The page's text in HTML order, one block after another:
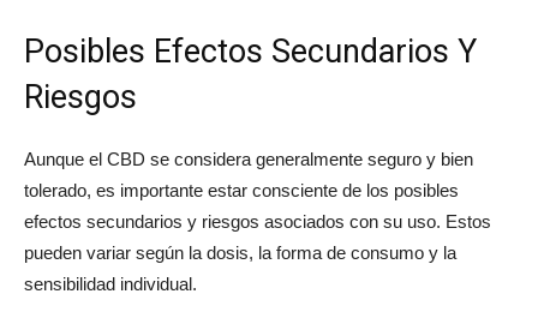
Posibles Efectos Secundarios Y
Riesgos
Aunque el CBD se considera generalmente seguro y bien
tolerado, es importante estar consciente de los posibles
efectos secundarios y riesgos asociados con su uso. Estos
pueden variar según la dosis, la forma de consumo y la
sensibilidad individual.